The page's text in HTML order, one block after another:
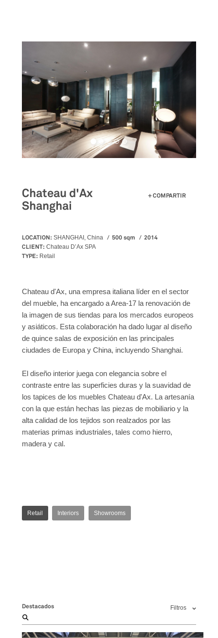
Chateau d'Ax
Shanghai
COMPARTIR
LOCATION: SHANGHAI, China 500 sqm
2014
CLIENT: Chateau D’Ax SPA
TYPE: Retail
Chateau d'Ax, una empresa italiana líder en el sector
del mueble, ha encargado a Area-17 la renovación de
la imagen de sus tiendas para los mercados europeos
y asiáticos. Esta colaboración ha dado lugar al diseño
de quince salas de exposición en las principales
ciudades de Europa y China, incluyendo Shanghai.
El diseño interior juega con elegancia sobre el
contraste entre las superficies duras y la suavidad de
los tapices de los muebles Chateau d'Ax. La artesanía
con la que están hechas las piezas de mobiliario y la
alta calidad de los tejidos son realzados por las
materias primas industriales, tales como hierro,
madera y cal.
Retail Interiors Showrooms
Destacados Filtros